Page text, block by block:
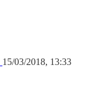
15/03/2018, 13:33